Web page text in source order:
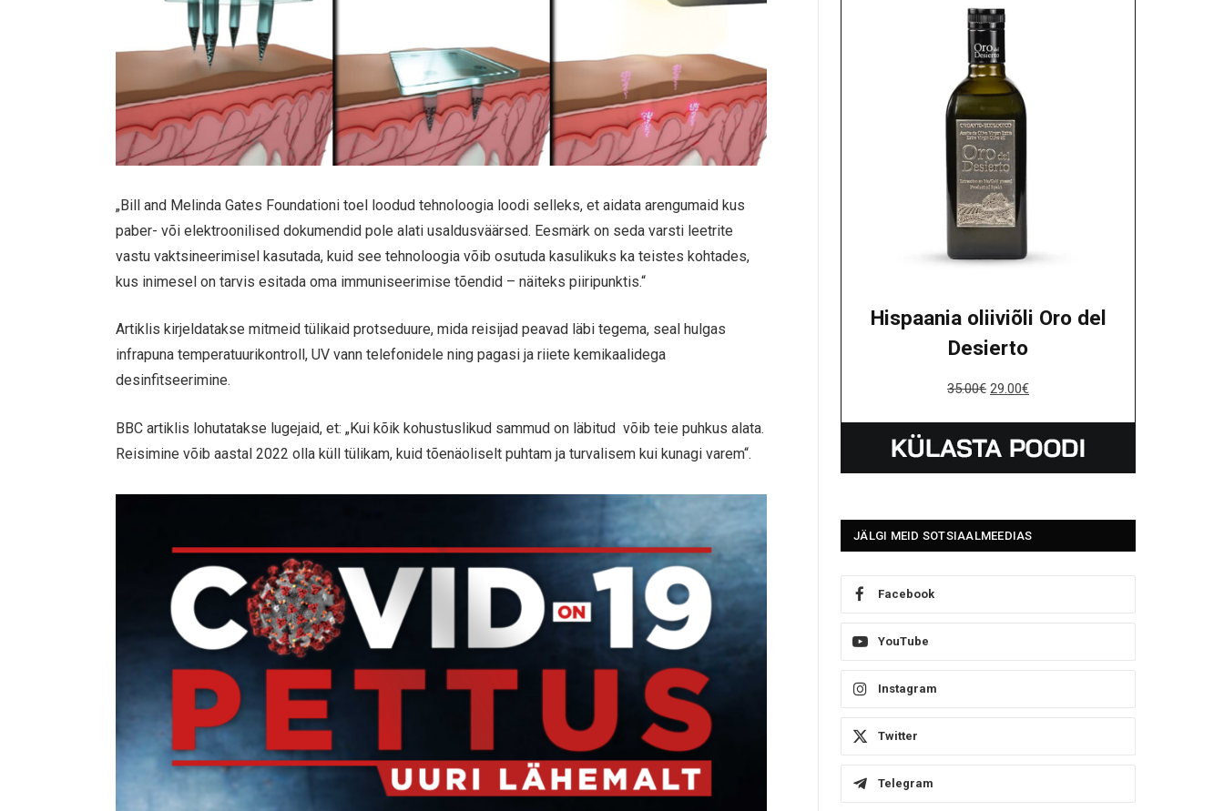
„Bill and Melinda Gates Foundationi toel loodud tehnoloogia loodi selleks, et aidata arengumaid kus
paber- või elektroonilised dokumendid pole alati usaldusväärsed. Eesmärk on seda varsti leetrite
vastu vaktsineerimisel kasutada, kuid see tehnoloogia võib osutuda kasulikuks ka teistes kohtades,
kus inimesel on tarvis esitada oma immuniseerimise tõendid – näiteks piiripunktis.“
Artiklis kirjeldatakse mitmeid tülikaid protseduure, mida reisijad peavad läbi tegema, seal hulgas
infrapuna temperatuurikontroll, UV vann telefonidele ning pagasi ja riiete kemikaalidega
desinfitseerimine.
BBC artiklis lohutatakse lugejaid, et: „Kui kõik kohustuslikud sammud on läbitud võib teie puhkus alata.
Reisimine võib aastal 2022 olla küll tülikam, kuid tõenäoliselt puhtam ja turvalisem kui kunagi varem“.
Hispaania oliiviõli Oro del
Desierto
35.00€ 29.00€
JÄLGI MEID SOTSIAALMEEDIAS
Facebook
YouTube
Instagram
Twitter
Telegram